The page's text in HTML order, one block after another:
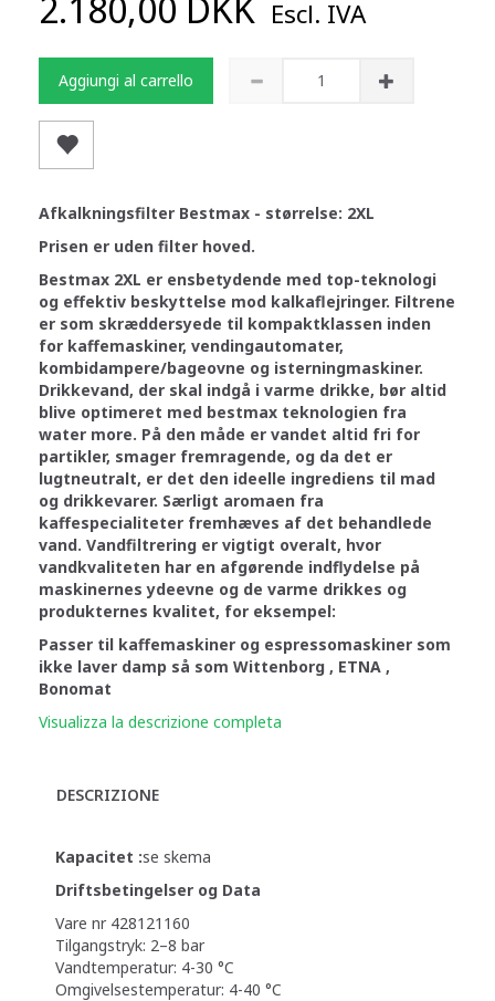
Escl. IVA
Aggiungi al carrello
Afkalkningsfilter Bestmax - størrelse: 2XL
Prisen er uden filter hoved.
Bestmax 2XL er ensbetydende med top-teknologi
og effektiv beskyttelse mod kalkaflejringer. Filtrene
er som skræddersyede til kompaktklassen inden
for kaffemaskiner, vendingautomater,
kombidampere/bageovne og isterningmaskiner.
Drikkevand, der skal indgå i varme drikke, bør altid
blive optimeret med bestmax teknologien fra
water more. På den måde er vandet altid fri for
partikler, smager fremragende, og da det er
lugtneutralt, er det den ideelle ingrediens til mad
og drikkevarer. Særligt aromaen fra
kaffespecialiteter fremhæves af det behandlede
vand. Vandfiltrering er vigtigt overalt, hvor
vandkvaliteten har en afgørende indflydelse på
maskinernes ydeevne og de varme drikkes og
produkternes kvalitet, for eksempel:
Passer til kaffemaskiner og espressomaskiner som
ikke laver damp så som Wittenborg , ETNA ,
Bonomat
Visualizza la descrizione completa
DESCRIZIONE
Kapacitet :se skema
Driftsbetingelser og Data
Vare nr 428121160
Tilgangstryk: 2–8 bar
Vandtemperatur: 4-30 °C
Omgivelsestemperatur: 4-40 °C